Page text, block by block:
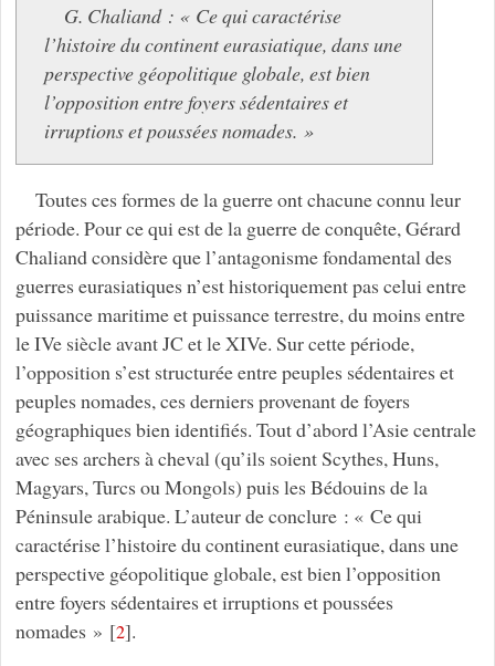
G. Chaliand : « Ce qui caractérise
l’histoire du continent eurasiatique, dans une
perspective géopolitique globale, est bien
l’opposition entre foyers sédentaires et
irruptions et poussées nomades. »
Toutes ces formes de la guerre ont chacune connu leur
période. Pour ce qui est de la guerre de conquête, Gérard
Chaliand considère que l’antagonisme fondamental des
guerres eurasiatiques n’est historiquement pas celui entre
puissance maritime et puissance terrestre, du moins entre
le IVe siècle avant JC et le XIVe. Sur cette période,
l’opposition s’est structurée entre peuples sédentaires et
peuples nomades, ces derniers provenant de foyers
géographiques bien identifiés. Tout d’abord l’Asie centrale
avec ses archers à cheval (qu’ils soient Scythes, Huns,
Magyars, Turcs ou Mongols) puis les Bédouins de la
Péninsule arabique. L’auteur de conclure : « Ce qui
caractérise l’histoire du continent eurasiatique, dans une
perspective géopolitique globale, est bien l’opposition
entre foyers sédentaires et irruptions et poussées
nomades » [2].